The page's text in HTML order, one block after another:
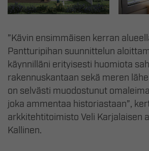
”Kävin ensimmäisen kerran
Pantturipihan suunnittelun
käynnilläni erityisesti huomiota
rakennuskantaan sekä meren
on selvästi muodostunut
joka ammentaa historiastaan”,
arkkitehtitoimisto Veli Karjalaisen
Kallinen.